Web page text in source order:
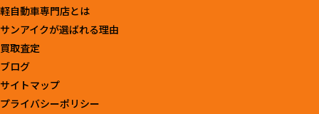
軽自動車専門店とは
サンアイクが選ばれる理由
買取査定
ブログ
サイトマップ
プライバシーポリシー